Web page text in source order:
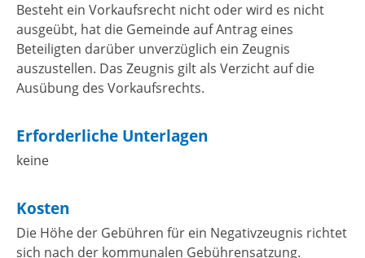
Besteht ein Vorkaufsrecht nicht oder wird es nicht
ausgeübt, hat die Gemeinde auf Antrag eines
Beteiligten darüber unverzüglich ein Zeugnis
auszustellen. Das Zeugnis gilt als Verzicht auf die
Ausübung des Vorkaufsrechts.
Erforderliche Unterlagen
keine
Kosten
Die Höhe der Gebühren für ein Negativzeugnis richtet
sich nach der kommunalen Gebührensatzung.